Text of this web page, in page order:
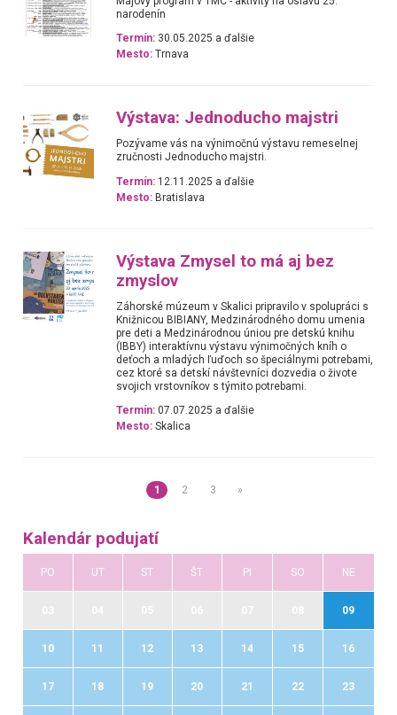
narodenín
Termín: 30.05.2025 a ďalšie
Mesto: Trnava
Výstava: Jednoducho majstri
Pozývame vás na výnimočnú výstavu remeselnej
zručnosti Jednoducho majstri.
Termín: 12.11.2025 a ďalšie
Mesto: Bratislava
Výstava Zmysel to má aj bez
zmyslov
Záhorské múzeum v Skalici pripravilo v spolupráci s
Knižnicou BIBIANY, Medzinárodného domu umenia
pre deti a Medzinárodnou úniou pre detskú knihu
(IBBY) interaktívnu výstavu výnimočných kníh o
deťoch a mladých ľuďoch so špeciálnymi potrebami,
cez ktoré sa detskí návštevníci dozvedia o živote
svojich vrstovníkov s týmito potrebami.
Termín: 07.07.2025 a ďalšie
Mesto: Skalica
1 2 3 »
Kalendár podujatí
PO UT ST ŠT PI SO NE
09
10 11 12 13 14 15 16
17 18 19 20 21 22 23